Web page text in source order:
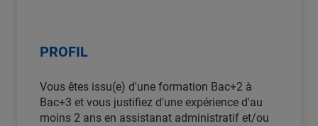
PROFIL
Vous êtes issu(e) d'une formation Bac+2 à
Bac+3 et vous justifiez d'une expérience d'au
moins 2 ans en assistanat administratif et/ou